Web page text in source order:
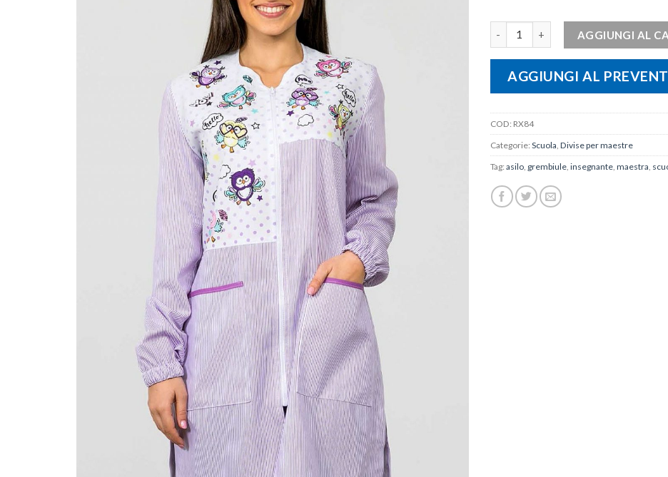
AGGIUNGI AL
AGGIUNGI AL
COD: RX84
Categorie: Scuola Divise per maestre
Tag: asilo grembiule insegnante maestra